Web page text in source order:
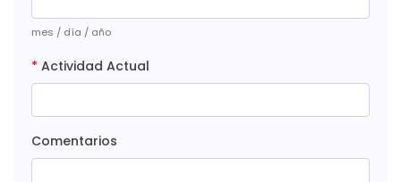
mes / día / año
* Actividad Actual
Comentarios